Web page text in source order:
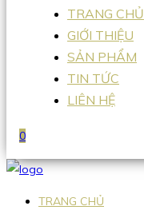
TRANG CHỦ
GIỚI THIỆU
SẢN PHẨM
TIN TỨC
LIÊN HỆ
0
TRANG CHỦ